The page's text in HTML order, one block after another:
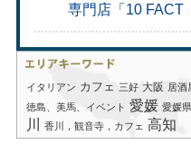
専門店「10 FACT
イタリアン カフェ 三好 大阪 居酒
徳島、美馬、イベント 愛媛 愛媛県
川
香川，観音寺，カフェ 高知